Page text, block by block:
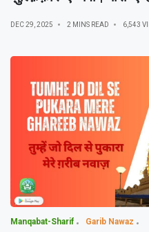
DEC 29, 2025 2 MINS READ 6,543
Manqabat-Sharif Garib Nawaz